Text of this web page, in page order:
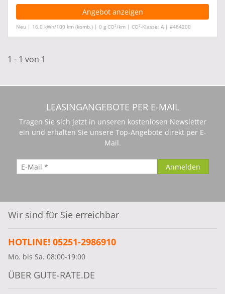
Angebot anzeigen
Neu | 16,0 kWh/100 km (komb.) | 0 g CO2/km | CO2-Klasse: A | #484200
1 - 1 von 1
LEASINGANGEBOTE PER E-MAIL
Tragen Sie sich jetzt in unseren kostenlosen Newsletter
ein und erhalten Sie unsere Top-Angebote direkt per E-
Mail.
Wir sind für Sie erreichbar
HOTLINE! 05251-2986910
Mo. bis Sa. 08:00-19:00
ÜBER GUTE-RATE.DE